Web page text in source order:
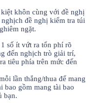
khôn cùng với đề nghị
đề nghị kiểm tra túi
ngặt.
số ít vứt ra tổn phí rõ
đến nghịch trò giải trí,
tiêu phía trên mức đến
lần thắng/thua để mang
bao gồm mang tài bao
bạn.